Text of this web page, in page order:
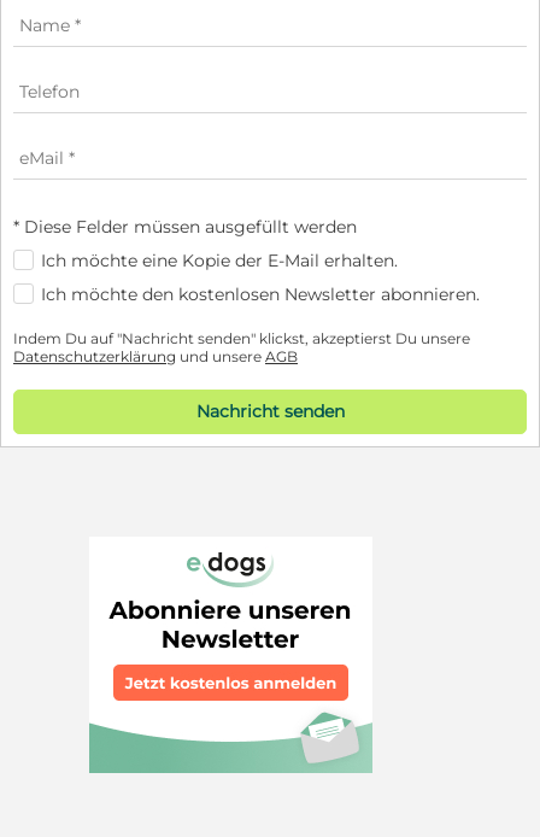
* Diese Felder müssen ausgefüllt werden
Ich möchte eine Kopie der E-Mail erhalten.
Ich möchte den kostenlosen Newsletter abonnieren.
Indem Du auf "Nachricht senden" klickst, akzeptierst Du unsere
Datenschutzerklärung und unsere AGB
Nachricht senden